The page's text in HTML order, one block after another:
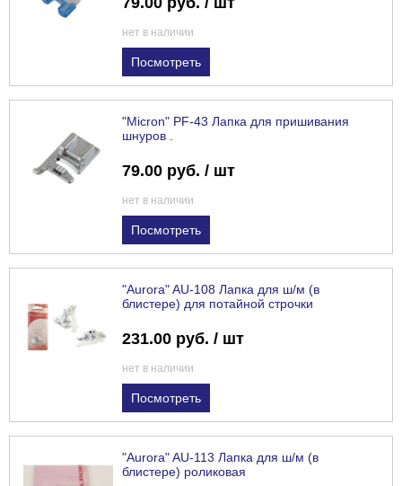
нет в наличии
Посмотреть
"Micron" PF-43 Лапка для пришивания
шнуров .
79.00 руб. / шт
нет в наличии
Посмотреть
"Aurora" AU-108 Лапка для ш/м (в
блистере) для потайной строчки
231.00 руб. / шт
нет в наличии
Посмотреть
"Aurora" AU-113 Лапка для ш/м (в
блистере) роликовая